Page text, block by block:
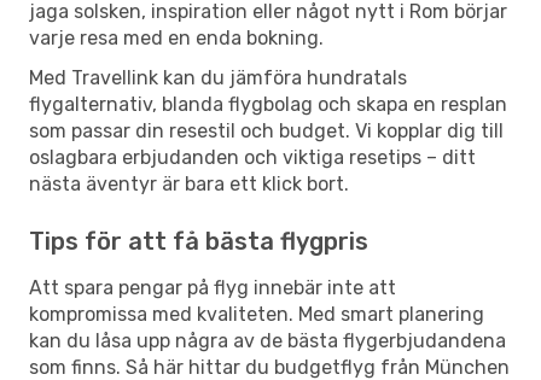
jaga solsken, inspiration eller något nytt i Rom börjar
varje resa med en enda bokning.
Med Travellink kan du jämföra hundratals
flygalternativ, blanda flygbolag och skapa en resplan
som passar din resestil och budget. Vi kopplar dig till
oslagbara erbjudanden och viktiga resetips – ditt
nästa äventyr är bara ett klick bort.
Tips för att få bästa flygpris
Att spara pengar på flyg innebär inte att
kompromissa med kvaliteten. Med smart planering
kan du låsa upp några av de bästa flygerbjudandena
som finns. Så här hittar du budgetflyg från München